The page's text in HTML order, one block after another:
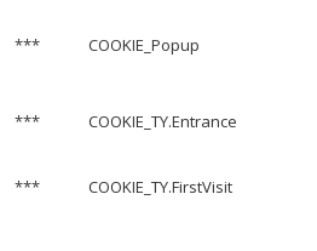
*** COOKIE_Popup
***
COOKIE_TY.Entrance
***
COOKIE_TY.FirstVisit